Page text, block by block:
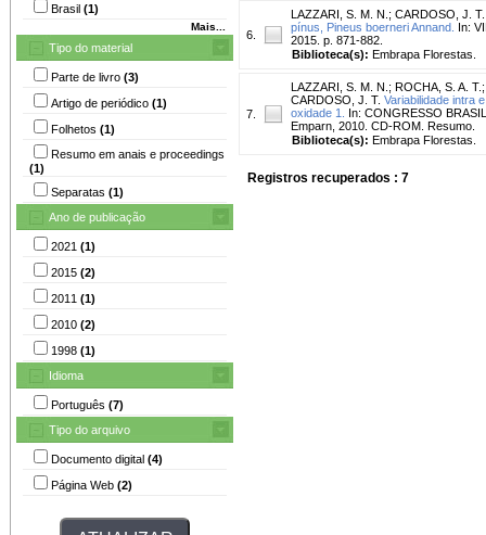
Brasil (1)
Mais...
Tipo do material
Parte de livro (3)
Artigo de periódico (1)
Folhetos (1)
Resumo em anais e proceedings
(1)
Separatas (1)
Ano de publicação
2021 (1)
2015 (2)
2011 (1)
2010 (2)
1998 (1)
Idioma
Português (7)
Tipo do arquivo
Documento digital (4)
Página Web (2)
6.
LAZZARI, S. M. N. ; CARDOSO, J. T.
pínus, Pineus boerneri Annand. In:
2015. p. 871-882.
Biblioteca(s): Embrapa Florestas.
7.
LAZZARI, S. M. N. ; ROCHA, S. A. T.
CARDOSO, J. T. Variabilidade intra
oxidade 1.
In: CONGRESSO
Emparn, 2010. CD-ROM. Resumo.
Biblioteca(s): Embrapa Florestas.
Registros recuperados : 7